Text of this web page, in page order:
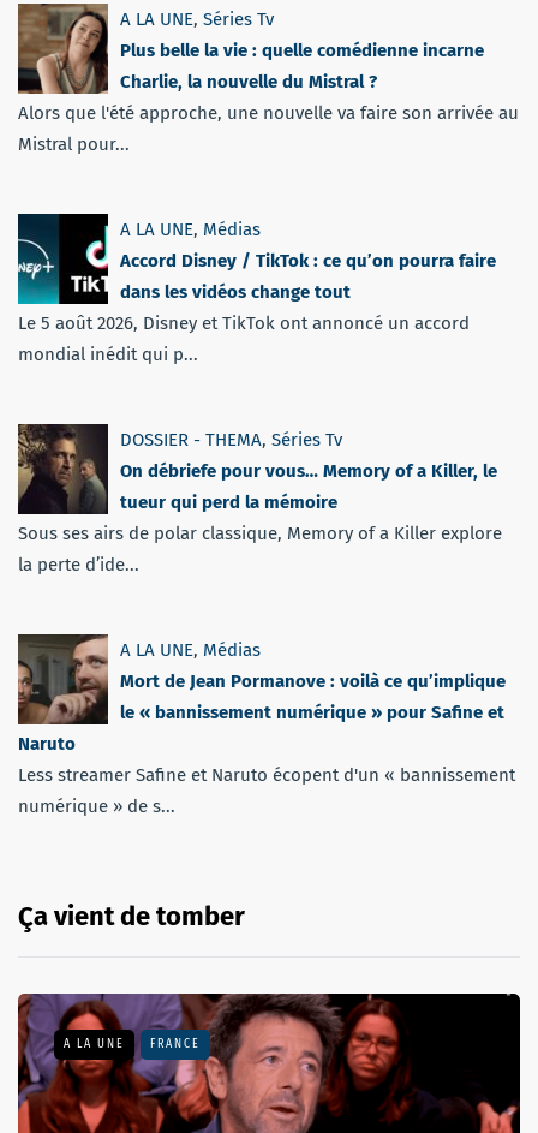
A LA UNE, Séries Tv
Plus belle la vie : quelle comédienne incarne
Charlie, la nouvelle du Mistral ?
Alors que l'été approche, une nouvelle va faire son arrivée au
Mistral pour...
A LA UNE, Médias
Accord Disney / TikTok : ce qu’on pourra faire
dans les vidéos change tout
Le 5 août 2026, Disney et TikTok ont annoncé un accord
mondial inédit qui p...
DOSSIER - THEMA, Séries Tv
On débriefe pour vous… Memory of a Killer, le
tueur qui perd la mémoire
Sous ses airs de polar classique, Memory of a Killer explore
la perte d’ide...
A LA UNE, Médias
Mort de Jean Pormanove : voilà ce qu’implique
le « bannissement numérique » pour Safine et
Naruto
Less streamer Safine et Naruto écopent d'un « bannissement
numérique » de s...
Ça vient de tomber
A LA UNE FRANCE